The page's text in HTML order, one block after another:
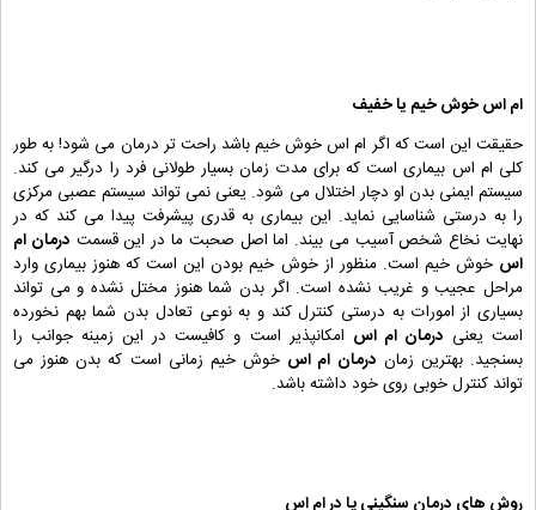
ام اس خوش خیم یا خفیف
حقیقت این است که اگر ام اس خوش خیم باشد راحت تر درمان می شود! به طور
کلی ام اس بیماری است که برای مدت زمان بسیار طولانی فرد را درگیر می کند.
سیستم ایمنی بدن او دچار اختلال می شود. یعنی نمی تواند سیستم عصبی مرکزی
را به درستی شناسایی نماید. این بیماری به قدری پیشرفت پیدا می کند که در
نهایت نخاع شخص آسیب می بیند. اما اصل صحبت ما در این قسمت درمان ام
اس خوش خیم است. منظور از خوش خیم بودن این است که هنوز بیماری وارد
مراحل عجیب و غریب نشده است. اگر بدن شما هنوز مختل نشده و می تواند
بسیاری از امورات به درستی کنترل کند و به نوعی تعادل بدن شما بهم نخورده
است یعنی درمان ام اس امکانپذیر است و کافیست در این زمینه جوانب را
بسنجید. بهترین زمان درمان ام اس خوش خیم زمانی است که بدن هنوز می
تواند کنترل خوبی روی خود داشته باشد.
روش های درمان سنگینی پا در ام اس